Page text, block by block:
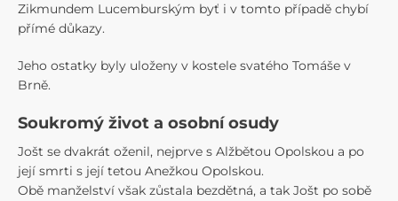
Zikmundem Lucemburským byť i v tomto případě chybí
přímé důkazy.
Jeho ostatky byly uloženy v kostele svatého Tomáše v
Brně.
Soukromý život a osobní osudy
Jošt se dvakrát oženil, nejprve s Alžbětou Opolskou a po
její smrti s její tetou Anežkou Opolskou.
Obě manželství však zůstala bezdětná, a tak Jošt po sobě